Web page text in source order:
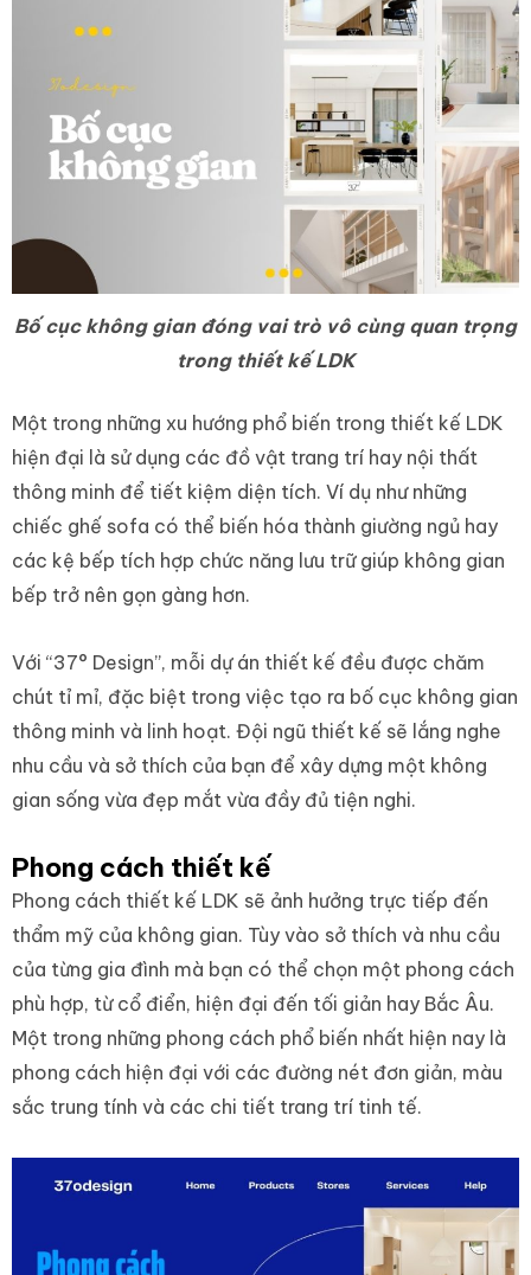
Bố cục không gian đóng vai trò vô cùng quan trọng
trong thiết kế LDK
Một trong những xu hướng phổ biến trong thiết kế LDK
hiện đại là sử dụng các đồ vật trang trí hay nội thất
thông minh để tiết kiệm diện tích. Ví dụ như những
chiếc ghế sofa có thể biến hóa thành giường ngủ hay
các kệ bếp tích hợp chức năng lưu trữ giúp không gian
bếp trở nên gọn gàng hơn.
Với “37° Design”, mỗi dự án thiết kế đều được chăm
chút tỉ mỉ, đặc biệt trong việc tạo ra bố cục không gian
thông minh và linh hoạt. Đội ngũ thiết kế sẽ lắng nghe
nhu cầu và sở thích của bạn để xây dựng một không
gian sống vừa đẹp mắt vừa đầy đủ tiện nghi.
Phong cách thiết kế
Phong cách thiết kế LDK sẽ ảnh hưởng trực tiếp đến
thẩm mỹ của không gian. Tùy vào sở thích và nhu cầu
của từng gia đình mà bạn có thể chọn một phong cách
phù hợp, từ cổ điển, hiện đại đến tối giản hay Bắc Âu.
Một trong những phong cách phổ biến nhất hiện nay là
phong cách hiện đại với các đường nét đơn giản, màu
sắc trung tính và các chi tiết trang trí tinh tế.